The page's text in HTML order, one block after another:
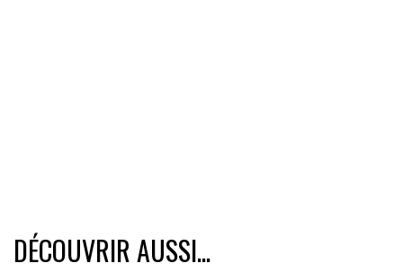
DÉCOUVRIR AUSSI...